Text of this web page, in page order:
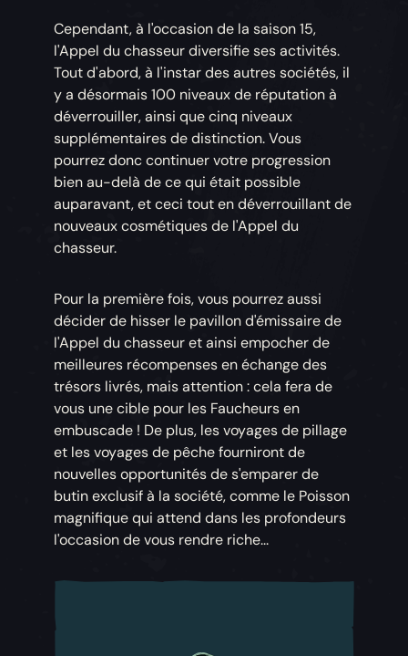
Cependant, à l'occasion de la saison 15,
l'Appel du chasseur diversifie ses activités.
Tout d'abord, à l'instar des autres sociétés, il
y a désormais 100 niveaux de réputation à
déverrouiller, ainsi que cinq niveaux
supplémentaires de distinction. Vous
pourrez donc continuer votre progression
bien au-delà de ce qui était possible
auparavant, et ceci tout en déverrouillant de
nouveaux cosmétiques de l'Appel du
chasseur.
Pour la première fois, vous pourrez aussi
décider de hisser le pavillon d'émissaire de
l'Appel du chasseur et ainsi empocher de
meilleures récompenses en échange des
trésors livrés, mais attention : cela fera de
vous une cible pour les Faucheurs en
embuscade ! De plus, les voyages de pillage
et les voyages de pêche fourniront de
nouvelles opportunités de s'emparer de
butin exclusif à la société, comme le Poisson
magnifique qui attend dans les profondeurs
l'occasion de vous rendre riche...